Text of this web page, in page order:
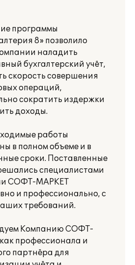
программы
8» позволило
наладить
бухгалтерский учёт,
скорость совершения
операций,
сократить издержки
доходы.
работы
в полном объеме и в
сроки. Поставленные
специалистами
СОФТ-МАРКЕТ
и профессионально, с
требований.
Компанию СОФТ-
профессионала и
партнёра для